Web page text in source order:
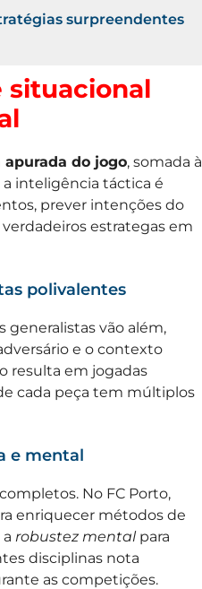
surpreendentes
situacional
apurada do jogo, somada à
inteligência táctica é
prever intenções do
estrategas em
polivalentes
generalistas vão além,
e o contexto
resulta em jogadas
cada peça tem múltiplos
e mental
No FC Porto,
enriquecer métodos de
robustez mentalpara
disciplinas nota
as competições.